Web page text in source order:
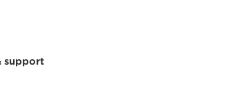
support